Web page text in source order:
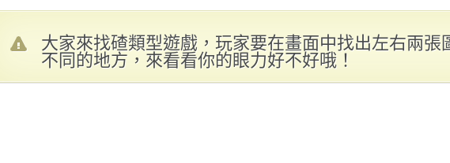
大家來找碴類型遊戲，玩家要在畫面中找出左右兩張
不同的地方，來看看你的眼力好不好哦！